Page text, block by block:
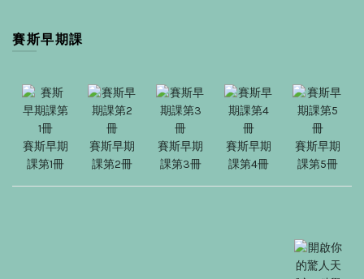
賽斯早期課
賽斯早期
課第1冊
賽斯早期
課第2冊
賽斯早期
課第3冊
賽斯早期
課第4冊
賽斯早期
課第5冊